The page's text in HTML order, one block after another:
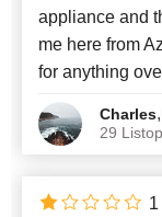
appliance and
me here from
for anything
Charles,
29
1